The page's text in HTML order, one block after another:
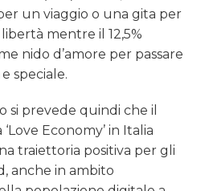
un viaggio o una gita per
mentre il 12,5%
nido d’amore per passare
speciale.
si prevede quindi che il
Economy’ in Italia
traiettoria positiva per gli
anche in ambito